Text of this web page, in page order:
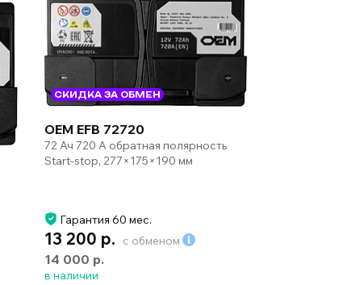
СКИДКА ЗА ОБМЕН
OEM EFB 72720
72 Ач 720 А обратная полярность
Start-stop, 277×175×190 мм
Гарантия 60 мес.
13 200 р. с обменом
14 000 р.
в наличии